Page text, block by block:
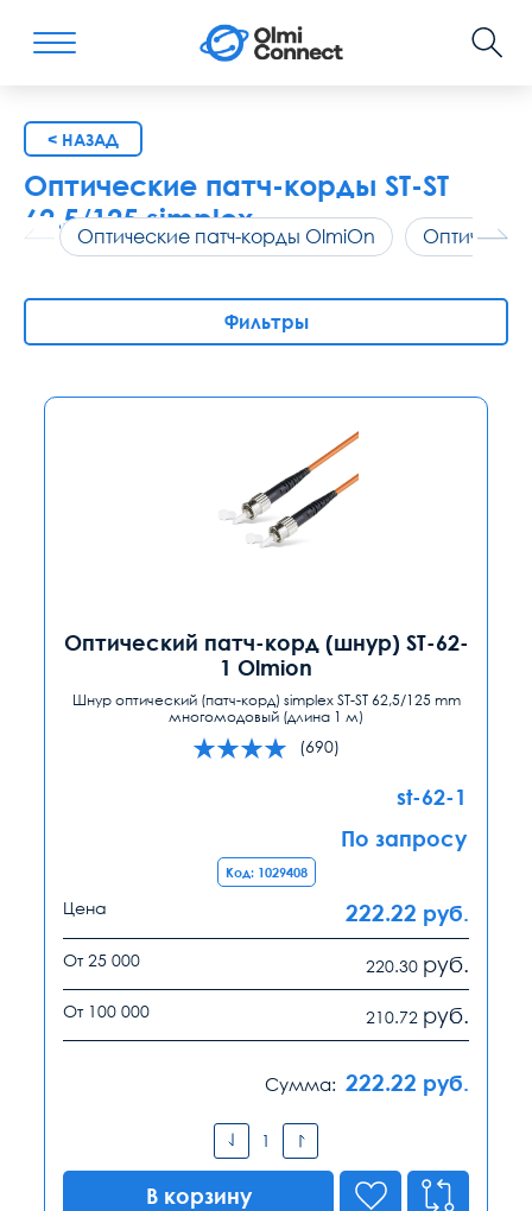
< НАЗАД
Оптические патч-корды ST-ST
62.5/125 simplex
Оптические патч-корды OlmiOn
Фильтры
Оптический патч-корд (шнур) ST-62-
1 Olmion
Шнур оптический (патч-корд) simplex ST-ST 62,5/125 mm
многомодовый (длина 1 м)
(690)
st-62-1
По запросу
Код: 1029408
Цена 222.22 руб.
От 25 000 220.30 руб.
От 100 000 210.72 руб.
Сумма: 222.22 руб.
В корзину